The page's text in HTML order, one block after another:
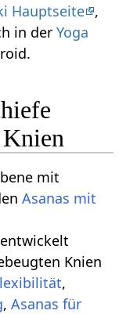
Hauptseite ,
in derYoga
Knien
mit
Asanas mit
Knien
,
, Asanas für